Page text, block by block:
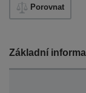
Porovnat
Základní